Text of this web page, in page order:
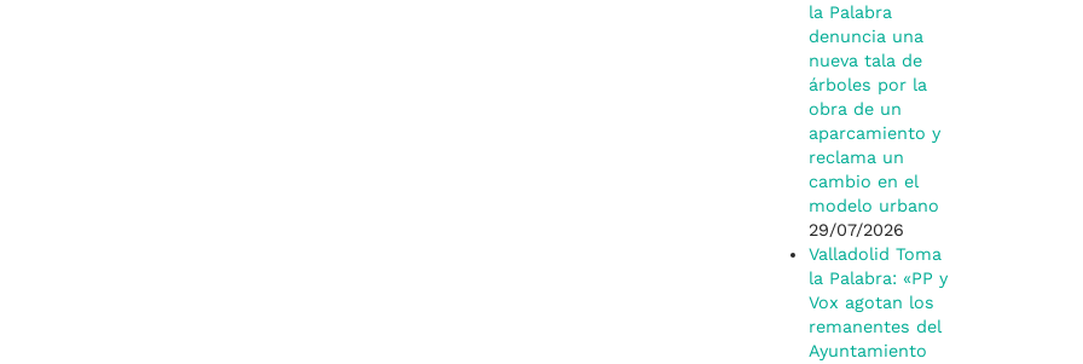
la Palabra
denuncia una
nueva tala de
árboles por la
obra de un
aparcamiento y
reclama un
cambio en el
modelo urbano
29/07/2026
Valladolid Toma
la Palabra: «PP y
Vox agotan los
remanentes del
Ayuntamiento